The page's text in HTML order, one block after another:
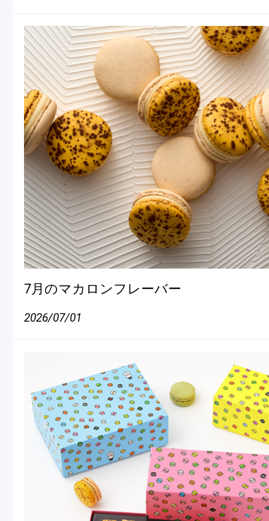
7月のマカロンフレーバー
2026/07/01